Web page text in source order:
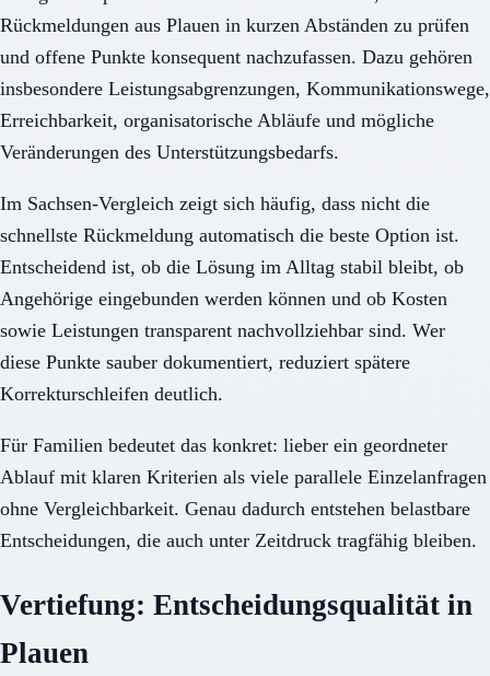
Rückmeldungen aus Plauen in kurzen Abständen zu prüfen
und offene Punkte konsequent nachzufassen. Dazu gehören
insbesondere Leistungsabgrenzungen, Kommunikationswege,
Erreichbarkeit, organisatorische Abläufe und mögliche
Veränderungen des Unterstützungsbedarfs.
Im Sachsen-Vergleich zeigt sich häufig, dass nicht die
schnellste Rückmeldung automatisch die beste Option ist.
Entscheidend ist, ob die Lösung im Alltag stabil bleibt, ob
Angehörige eingebunden werden können und ob Kosten
sowie Leistungen transparent nachvollziehbar sind. Wer
diese Punkte sauber dokumentiert, reduziert spätere
Korrekturschleifen deutlich.
Für Familien bedeutet das konkret: lieber ein geordneter
Ablauf mit klaren Kriterien als viele parallele Einzelanfragen
ohne Vergleichbarkeit. Genau dadurch entstehen belastbare
Entscheidungen, die auch unter Zeitdruck tragfähig bleiben.
Vertiefung: Entscheidungsqualität in
Plauen